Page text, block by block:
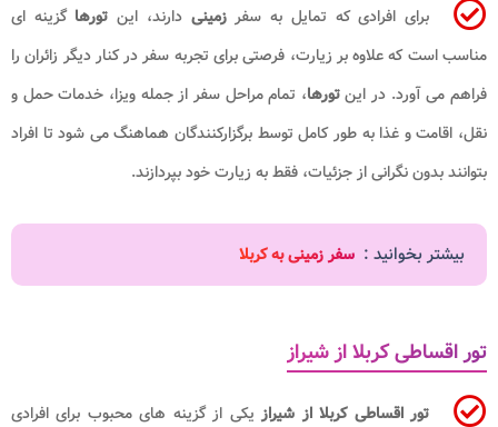
برای افرادی که تمایل به سفرزمینیدارند، این تورهاگزینه ای
مناسب است که علاوه بر زیارت، فرصتی برای تجربه سفر در کنار دیگر زائران را
فراهم می آورد. در اینتورها، تمام مراحل سفر از جمله ویزا، خدمات حمل و
نقل، اقامت و غذا به طور کامل توسط برگزارکنندگان هماهنگ می شود تا افراد
بتوانند بدون نگرانی از جزئیات، فقط به زیارت خود بپردازند.
بیشتر بخوانید : سفر زمینی به کربلا
تور اقساطی کربلا از شیراز
تور اقساطی کربلا از شیراز یکی از گزینه های محبوب برای افرادی